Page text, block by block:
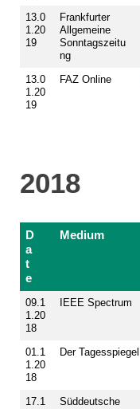
13.0
1.20
19
Frankfurter
Allgemeine
Sonntagszeitu
ng
13.0
1.20
19
FAZ Online
2018
D
a
t
e
Medium
09.1
1.20
18
IEEE Spectrum
01.1
1.20
18
Der Tagesspiegel
17.1
Süddeutsche